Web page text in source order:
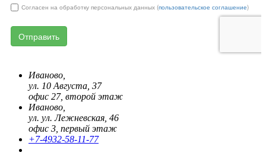
Иваново,
ул. 10 Августа, 37
офис 27, второй этаж
Иваново,
ул. ул. Лежневская, 46
офис 3, первый этаж
+7-4932-58-11-77